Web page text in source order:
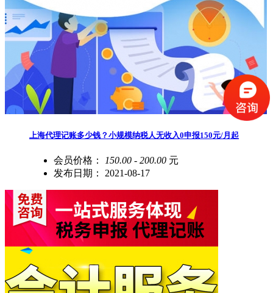
上海代理记账多少钱？小规模纳税人无收入0申报150元/月起
会员价格： 150.00 - 200.00 元
发布日期： 2021-08-17